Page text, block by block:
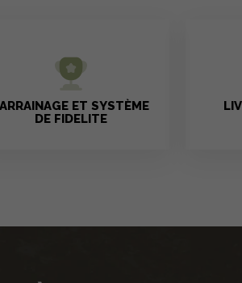
ET SYSTÈME
DE FIDELITE